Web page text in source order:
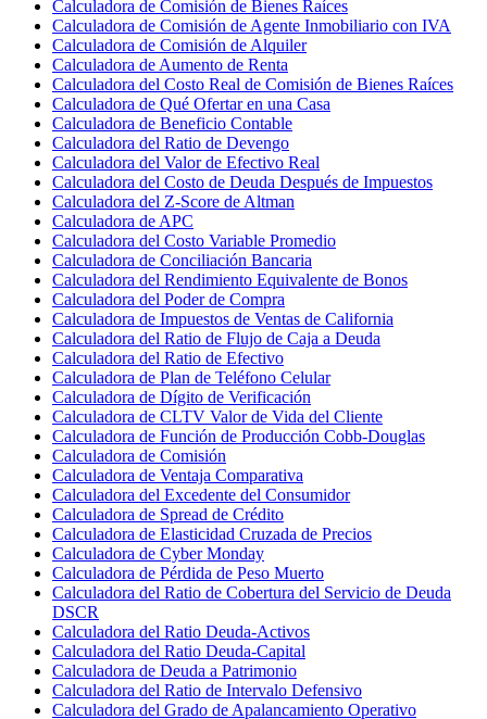
Calculadora de Comisión de Bienes Raíces
Calculadora de Comisión de Agente Inmobiliario con IVA
Calculadora de Comisión de Alquiler
Calculadora de Aumento de Renta
Calculadora del Costo Real de Comisión de Bienes Raíces
Calculadora de Qué Ofertar en una Casa
Calculadora de Beneficio Contable
Calculadora del Ratio de Devengo
Calculadora del Valor de Efectivo Real
Calculadora del Costo de Deuda Después de Impuestos
Calculadora del Z-Score de Altman
Calculadora de APC
Calculadora del Costo Variable Promedio
Calculadora de Conciliación Bancaria
Calculadora del Rendimiento Equivalente de Bonos
Calculadora del Poder de Compra
Calculadora de Impuestos de Ventas de California
Calculadora del Ratio de Flujo de Caja a Deuda
Calculadora del Ratio de Efectivo
Calculadora de Plan de Teléfono Celular
Calculadora de Dígito de Verificación
Calculadora de CLTV Valor de Vida del Cliente
Calculadora de Función de Producción Cobb-Douglas
Calculadora de Comisión
Calculadora de Ventaja Comparativa
Calculadora del Excedente del Consumidor
Calculadora de Spread de Crédito
Calculadora de Elasticidad Cruzada de Precios
Calculadora de Cyber Monday
Calculadora de Pérdida de Peso Muerto
Calculadora del Ratio de Cobertura del Servicio de Deuda
DSCR
Calculadora del Ratio Deuda-Activos
Calculadora del Ratio Deuda-Capital
Calculadora de Deuda a Patrimonio
Calculadora del Ratio de Intervalo Defensivo
Calculadora del Grado de Apalancamiento Operativo